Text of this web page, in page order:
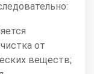
от
веществ;